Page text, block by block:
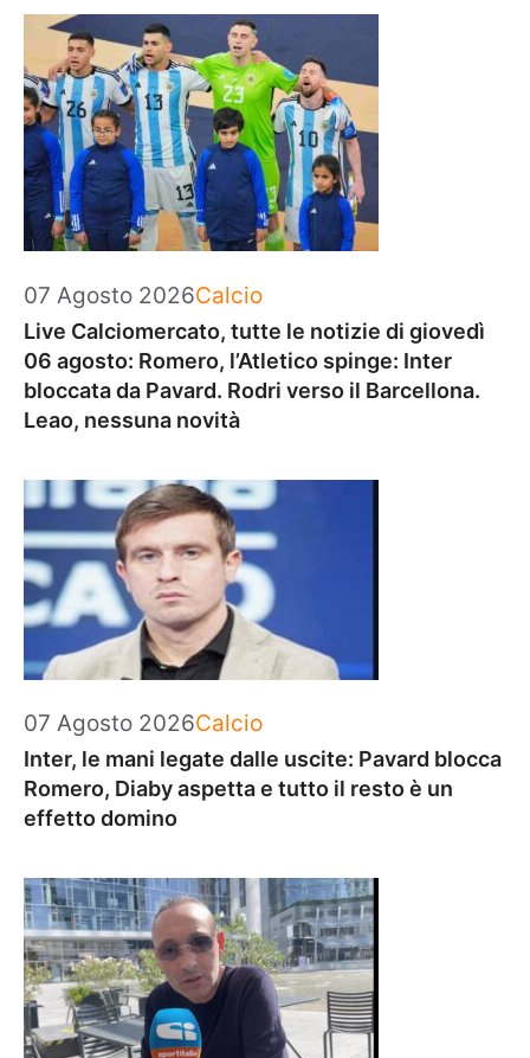
07 Agosto 2026Categorie
Calcio
Live Calciomercato, tutte le notizie di giovedì
06 agosto: Romero, l’Atletico spinge: Inter
bloccata da Pavard. Rodri verso il Barcellona.
Leao, nessuna novità
07 Agosto 2026Categorie
Calcio
Inter, le mani legate dalle uscite: Pavard blocca
Romero, Diaby aspetta e tutto il resto è un
effetto domino